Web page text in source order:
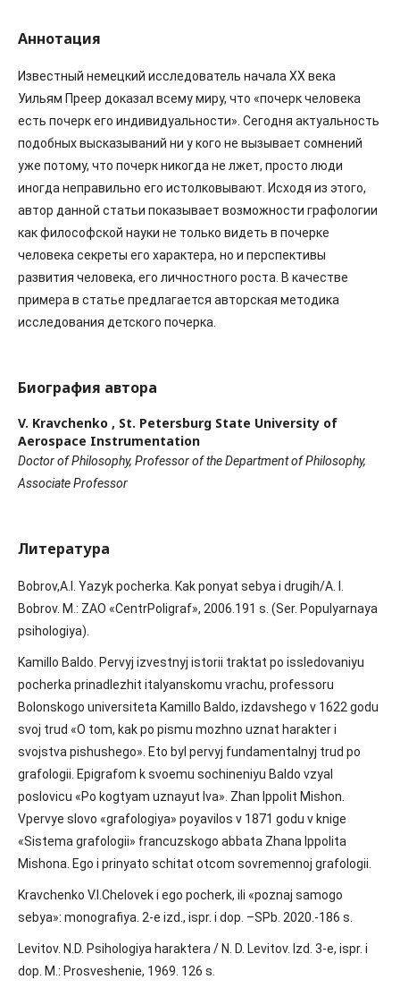
Аннотация
Известный немецкий исследователь начала ХХ века
Уильям Преер доказал всему миру, что «почерк человека
есть почерк его индивидуальности». Сегодня актуальность
подобных высказываний ни у кого не вызывает сомнений
уже потому, что почерк никогда не лжет, просто люди
иногда неправильно его истолковывают. Исходя из этого,
автор данной статьи показывает возможности графологии
как философской науки не только видеть в почерке
человека секреты его характера, но и перспективы
развития человека, его личностного роста. В качестве
примера в статье предлагается авторская методика
исследования детского почерка.
Биография автора
V. Kravchenko , St. Petersburg State University of
Aerospace Instrumentation
Doctor of Philosophy, Professor of the Department of Philosophy,
Associate Professor
Литература
Bobrov,A.I. Yazyk pocherka. Kak ponyat sebya i drugih/A. I.
Bobrov. M.: ZAO «CentrPoligraf», 2006.191 s. (Ser. Populyarnaya
psihologiya).
Kamillo Baldo. Pervyj izvestnyj istorii traktat po issledovaniyu
pocherka prinadlezhit italyanskomu vrachu, professoru
Bolonskogo universiteta Kamillo Baldo, izdavshego v 1622 godu
svoj trud «O tom, kak po pismu mozhno uznat harakter i
svojstva pishushego». Eto byl pervyj fundamentalnyj trud po
grafologii. Epigrafom k svoemu sochineniyu Baldo vzyal
poslovicu «Po kogtyam uznayut lva». Zhan Ippolit Mishon.
Vpervye slovo «grafologiya» poyavilos v 1871 godu v knige
«Sistema grafologii» francuzskogo abbata Zhana Ippolita
Mishona. Ego i prinyato schitat otcom sovremennoj grafologii.
Kravchenko V.I.Chelovek i ego pocherk, ili «poznaj samogo
sebya»: monografiya. 2-e izd., ispr. i dop. –SPb. 2020.-186 s.
Levitov. N.D. Psihologiya haraktera / N. D. Levitov. Izd. 3-e, ispr. i
dop. M.: Prosveshenie, 1969. 126 s.